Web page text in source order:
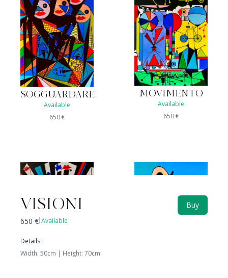
VISIONI
Buy
650 € Available
Details:
Width: 50cm | Height: 70cm
SOGGUARDARE
Available
650€
MOVIMENTO
Available
650€